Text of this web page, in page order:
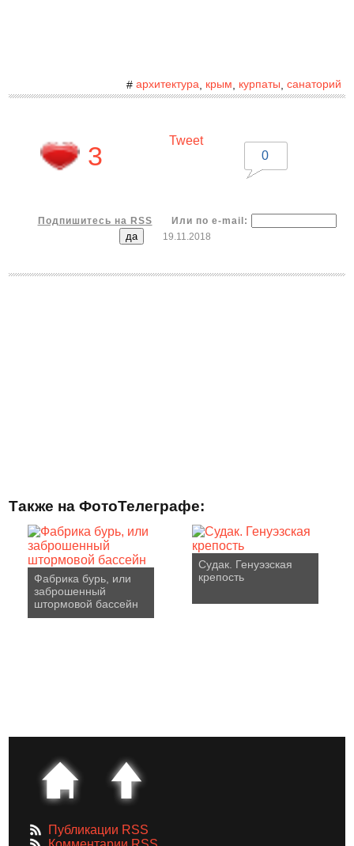
# архитектура, крым курпаты санаторий
3
Tweet
0
Подпишитесь на RSS
Или по e-mail:
19.11.2018
Также на ФотоТелеграфе:
Фабрика бурь, или
заброшенный
штормовой бассейн
Судак. Генуэзская
крепость
Публикации RSS